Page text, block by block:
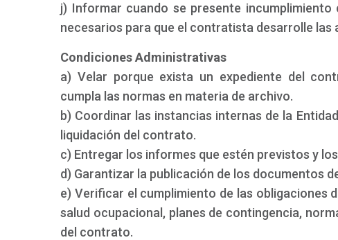
j) Informar cuando se presente
necesarios para que el contratista desarrolle
Condiciones Administrativas
a) Velar porque exista un expediente del
cumpla las normas en materia de archivo.
b) Coordinar las instancias internas de la
liquidación del contrato.
c) Entregar los informes que estén previstos y
d) Garantizar la publicación de los documentos
e) Verificar el cumplimiento de las obligaciones
salud ocupacional, planes de contingencia,
del contrato.